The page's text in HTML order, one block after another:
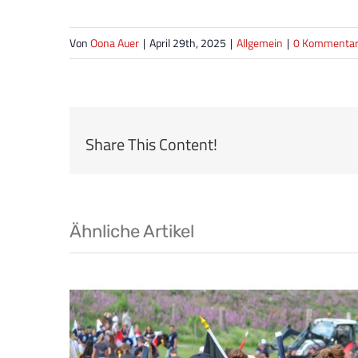
VonOona Auer | April 29th, 2025 | Allgemein | 0
Share This Content!
Ähnliche Artikel